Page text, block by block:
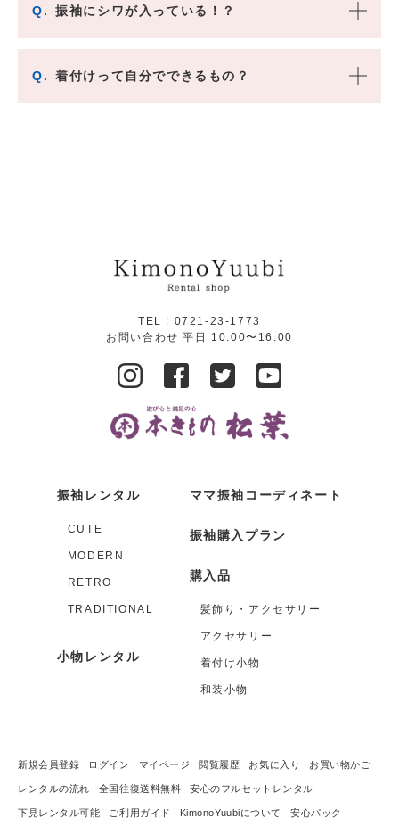
Q. 振袖にシワが入っている！？
Q. 着付けって自分でできるもの？
TEL : 0721-23-1773
お問い合わせ 平日 10:00〜16:00
振袖レンタル
CUTE
MODERN
RETRO
TRADITIONAL
小物レンタル
ママ振袖コーディネート
振袖購入プラン
購入品
髪飾り・アクセサリー
アクセサリー
着付け小物
和装小物
新規会員登録 ログイン マイページ 閲覧履歴 お気に入り お買い物かご
レンタルの流れ 全国往復送料無料 安心のフルセットレンタル
下見レンタル可能 ご利用ガイド KimonoYuubiについて 安心パック